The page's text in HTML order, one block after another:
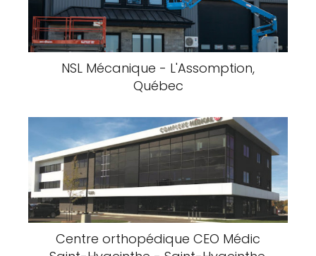
NSL Mécanique - L'Assomption,
Québec
Centre orthopédique CEO Médic